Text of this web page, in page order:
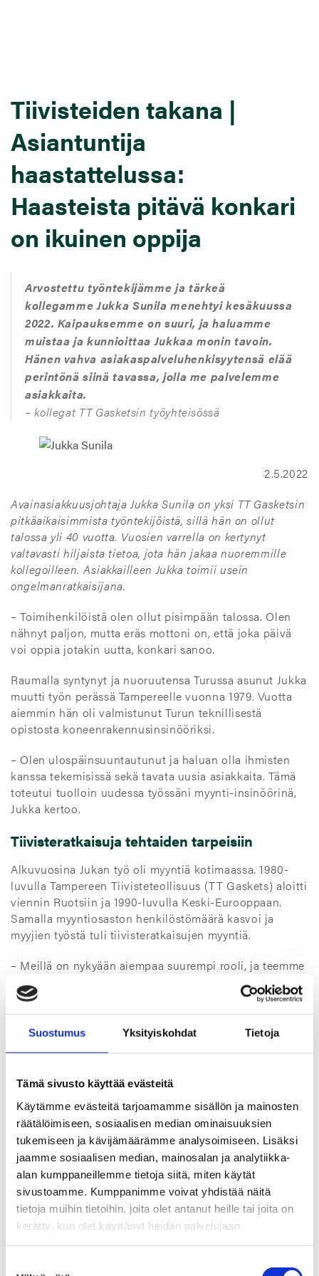
Suostumus Yksityiskohdat Tietoja
Tämä sivusto käyttää evästeitä
Käytämme evästeitä tarjoamamme sisällön ja mainosten
räätälöimiseen, sosiaalisen median ominaisuuksien
tukemiseen ja kävijämäärämme analysoimiseen. Lisäksi
jaamme sosiaalisen median, mainosalan ja analytiikka-
alan kumppaneillemme tietoja siitä, miten käytät
sivustoamme. Kumppanimme voivat yhdistää näitä
tietoja muihin tietoihin, joita olet antanut heille tai joita on
kerätty, kun olet käyttänyt heidän palvelujaan.
Tiivisteiden takana |
Asiantuntija
haastattelussa:
Haasteista pitävä konkari
on ikuinen oppija
Arvostettu työntekijämme ja tärkeä
kollegamme Jukka Sunila menehtyi kesäkuussa
2022. Kaipauksemme on suuri, ja haluamme
muistaa ja kunnioittaa Jukkaa monin tavoin.
Hänen vahva asiakaspalveluhenkisyytensä elää
perintönä siinä tavassa, jolla me palvelemme
asiakkaita.
– kollegat TT Gasketsin työyhteisössä
2.5.2022
Avainasiakkuusjohtaja Jukka Sunila on yksi TT Gasketsin
pitkäaikaisimmista työntekijöistä, sillä hän on ollut
talossa yli 40 vuotta. Vuosien varrella on kertynyt
valtavasti hiljaista tietoa, jota hän jakaa nuoremmille
kollegoilleen. Asiakkailleen Jukka toimii usein
ongelmanratkaisijana.
– Toimihenkilöistä olen ollut pisimpään talossa. Olen
nähnyt paljon, mutta eräs mottoni on, että joka päivä
voi oppia jotakin uutta, konkari sanoo.
Raumalla syntynyt ja nuoruutensa Turussa asunut Jukka
muutti työn perässä Tampereelle vuonna 1979. Vuotta
aiemmin hän oli valmistunut Turun teknillisestä
opistosta koneenrakennusinsinööriksi.
– Olen ulospäinsuuntautunut ja haluan olla ihmisten
kanssa tekemisissä sekä tavata uusia asiakkaita. Tämä
toteutui tuolloin uudessa työssäni myynti-insinöörinä,
Jukka kertoo.
Tiivisteratkaisuja tehtaiden tarpeisiin
Alkuvuosina Jukan työ oli myyntiä kotimaassa. 1980-
luvulla Tampereen Tiivisteteollisuus (TT Gaskets) aloitti
viennin Ruotsiin ja 1990-luvulla Keski-Eurooppaan.
Samalla myyntiosaston henkilöstömäärä kasvoi ja
myyjien työstä tuli tiivisteratkaisujen myyntiä.
– Meillä on nykyään aiempaa suurempi rooli, ja teemme
yhteistyötä esimerkiksi tehtaiden suunnittelijoiden
kanssa jo projektien alkuvaiheessa. Tiivisteratkaisuiden
on oltava kilpailukykyisiä, joten talousosaamistakin
tässä työssä tarvitaan.
Aasiassa. Ennen koronapandemiaa matkapäiviä kertyi
useina vuosina yli sata. Iso osa hänen asiakkaistaan on
moottoritehtaita, ja TT Gaskets on mukana, kun
tehtaissa kehitetään uusia moottorityyppejä.
Kehitystyöhön osallistuminen vie koko yritystä
eteenpäin.
– Parasta työssäni on, että se tarjoaa jatkuvasti uusia
haasteita ja mahdollisuuksia tutustua erilaisiin
kulttuureihin. Asiakassuhde alkaa usein siitä, että
asiakkaan kanssa, että suunnittelemani ratkaisu on